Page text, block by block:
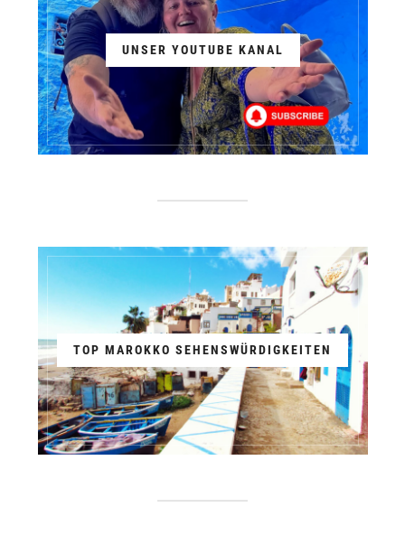
UNSER YOUTUBE KANAL
TOP MAROKKO SEHENSWÜRDIGKEITEN